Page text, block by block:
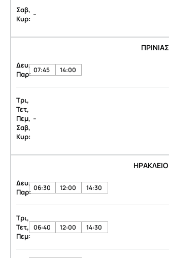
Σαβ,
Κυρ: -
Δευ,
Παρ: 07:45 14:00
Τρι,
Τετ,
Πεμ,
Σαβ,
Κυρ:
-
Δευ,
Παρ: 06:30 12:00 14:30
Τρι,
Τετ,
Πεμ:
06:40 12:00 14:30